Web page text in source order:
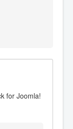
for Joomla!